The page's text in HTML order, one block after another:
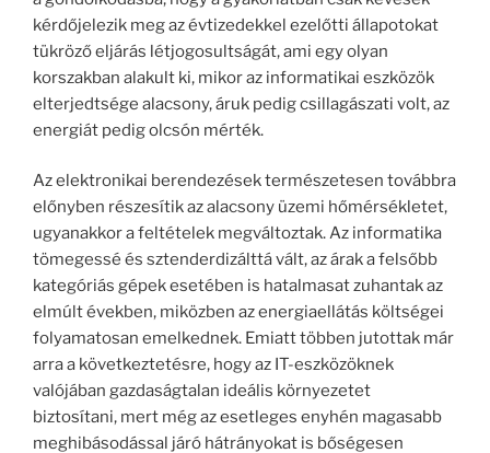
kérdőjelezik meg az évtizedekkel ezelőtti állapotokat
tükröző eljárás létjogosultságát, ami egy olyan
korszakban alakult ki, mikor az informatikai eszközök
elterjedtsége alacsony, áruk pedig csillagászati volt, az
energiát pedig olcsón mérték.
Az elektronikai berendezések természetesen továbbra
előnyben részesítik az alacsony üzemi hőmérsékletet,
ugyanakkor a feltételek megváltoztak. Az informatika
tömegessé és sztenderdizálttá vált, az árak a felsőbb
kategóriás gépek esetében is hatalmasat zuhantak az
elmúlt években, miközben az energiaellátás költségei
folyamatosan emelkednek. Emiatt többen jutottak már
arra a következtetésre, hogy az IT-eszközöknek
valójában gazdaságtalan ideális környezetet
biztosítani, mert még az esetleges enyhén magasabb
meghibásodással járó hátrányokat is bőségesen